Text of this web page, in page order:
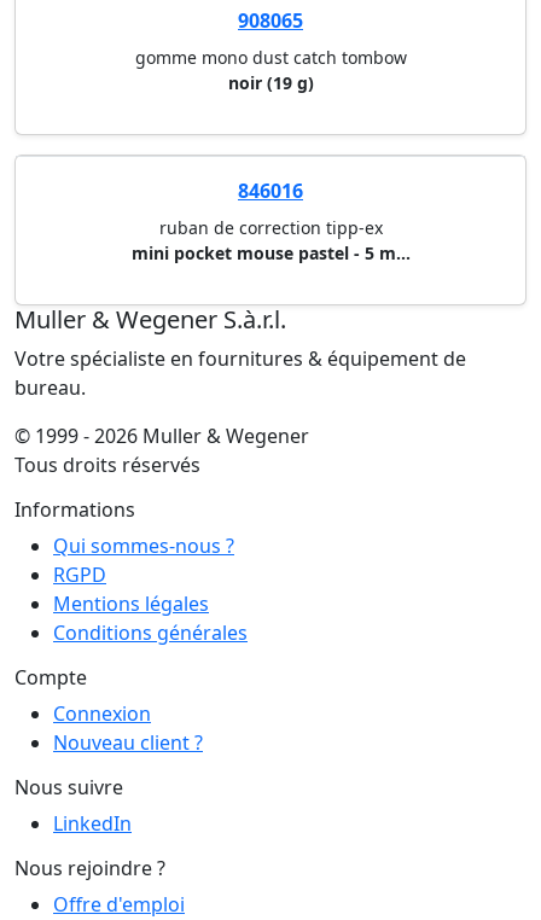
908065
gomme mono dust catch tombow
noir (19 g)
846016
ruban de correction tipp-ex
mini pocket mouse pastel - 5 m...
Muller & Wegener S.à.r.l.
Votre spécialiste en fournitures & équipement de
bureau.
© 1999 - 2026 Muller & Wegener
Tous droits réservés
Informations
Qui sommes-nous ?
RGPD
Mentions légales
Conditions générales
Compte
Connexion
Nouveau client ?
Nous suivre
LinkedIn
Nous rejoindre ?
Offre d'emploi